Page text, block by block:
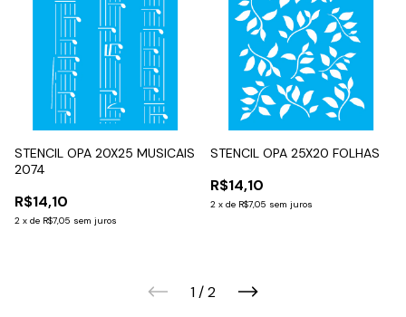
STENCIL OPA 20X25 MUSICAIS
2074
R$14,10
2 x de R$7,05 sem juros
STENCIL OPA 25X20 FOLHAS
R$14,10
2 x de R$7,05 sem juros
1/2